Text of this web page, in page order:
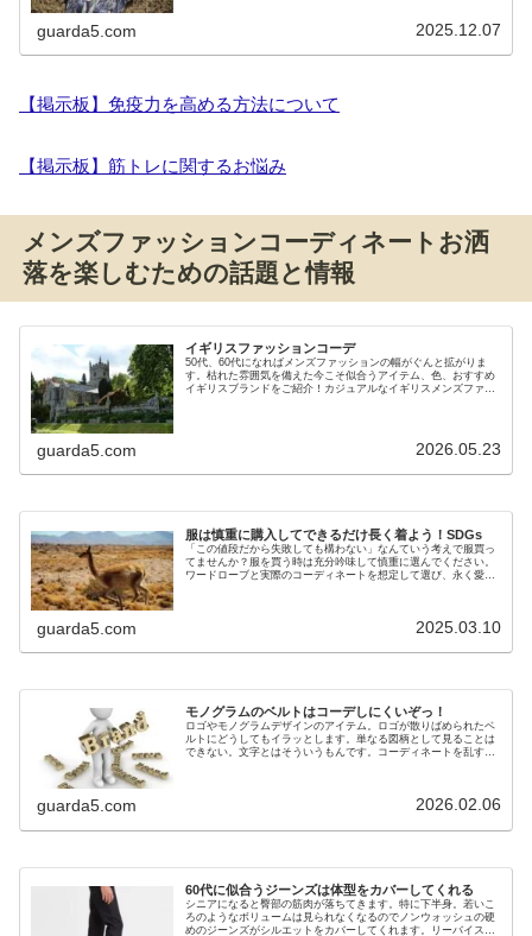
guarda5.com 2025.12.07
【掲示板】免疫力を高める方法について
【掲示板】筋トレに関するお悩み
メンズファッションコーディネートお洒
落を楽しむための話題と情報
イギリスファッションコーデ
50代、60代になればメンズファッションの幅がぐんと拡がりま
す。枯れた雰囲気を備えた今こそ似合うアイテム、色、おすすめ
イギリスブランドをご紹介！カジュアルなイギリスメンズファッ
guarda5.com 2026.05.23
服は慎重に購入してできるだけ長く着よう！SDGs
「この値段だから失敗しても構わない」なんていう考えで服買っ
てませんか？服を買う時は充分吟味して慎重に選んでください。
ワードローブと実際のコーディネートを想定して選び、永く愛用
guarda5.com 2025.03.10
モノグラムのベルトはコーデしにくいぞっ！
ロゴやモノグラムデザインのアイテム。ロゴが散りばめられたベ
ルトにどうしてもイラッとします。単なる図柄として見ることは
できない。文字とはそういうもんです。コーディネートを乱す存
guarda5.com 2026.02.06
60代に似合うジーンズは体型をカバーしてくれる
シニアになると臀部の筋肉が落ちてきます。特に下半身。若いこ
ろのようなボリュームは見られなくなるのでノンウォッシュの硬
めのジーンズがシルエットをカバーしてくれます。リーバイス